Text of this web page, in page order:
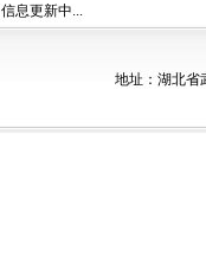
信息更新中...
地址：湖北省